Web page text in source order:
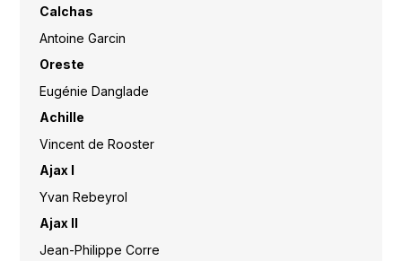
Calchas
Antoine Garcin
Oreste
Eugénie Danglade
Achille
Vincent de Rooster
Ajax I
Yvan Rebeyrol
Ajax II
Jean-Philippe Corre